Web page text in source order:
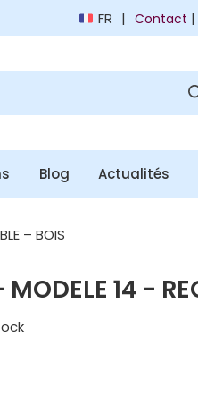
FR Contact |
Blog Actualités
– BOIS
14 -